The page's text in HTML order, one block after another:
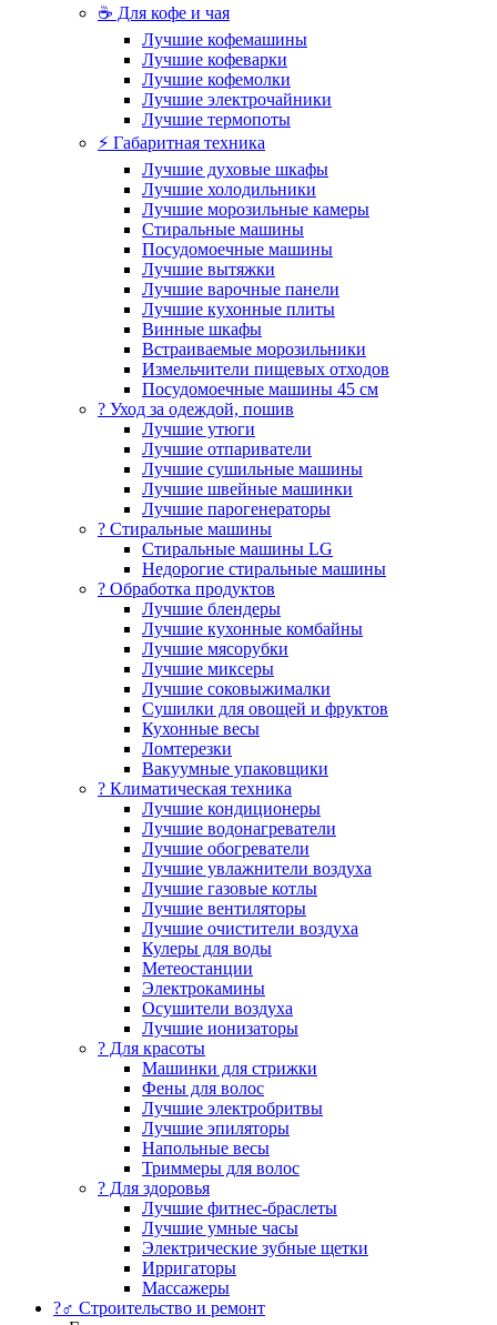
☕ Для кофе и чая
Лучшие кофемашины
Лучшие кофеварки
Лучшие кофемолки
Лучшие электрочайники
Лучшие термопоты
⚡ Габаритная техника
Лучшие духовые шкафы
Лучшие холодильники
Лучшие морозильные камеры
Стиральные машины
Посудомоечные машины
Лучшие вытяжки
Лучшие варочные панели
Лучшие кухонные плиты
Винные шкафы
Встраиваемые морозильники
Измельчители пищевых отходов
Посудомоечные машины 45 см
? Уход за одеждой, пошив
Лучшие утюги
Лучшие отпариватели
Лучшие сушильные машины
Лучшие швейные машинки
Лучшие парогенераторы
? Стиральные машины
Стиральные машины LG
Недорогие стиральные машины
? Обработка продуктов
Лучшие блендеры
Лучшие кухонные комбайны
Лучшие мясорубки
Лучшие миксеры
Лучшие соковыжималки
Сушилки для овощей и фруктов
Кухонные весы
Ломтерезки
Вакуумные упаковщики
?️ Климатическая техника
Лучшие кондиционеры
Лучшие водонагреватели
Лучшие обогреватели
Лучшие увлажнители воздуха
Лучшие газовые котлы
Лучшие вентиляторы
Лучшие очистители воздуха
Кулеры для воды
Метеостанции
Электрокамины
Осушители воздуха
Лучшие ионизаторы
? Для красоты
Машинки для стрижки
Фены для волос
Лучшие электробритвы
Лучшие эпиляторы
Напольные весы
Триммеры для волос
? Для здоровья
Лучшие фитнес-браслеты
Лучшие умные часы
Электрические зубные щетки
Ирригаторы
Массажеры
?‍♂️ Строительство и ремонт